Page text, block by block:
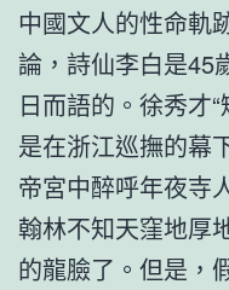
中國文人的性命軌
論，詩仙李白是45
日而語的。徐秀才
是在浙江巡撫的幕
帝宮中醉呼年夜寺
翰林不知天窪地厚
的龍臉了。但是，